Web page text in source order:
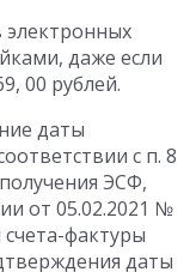
электронных
даже если
00 рублей.
даты
с п. 8
ЭСФ,
от 05.02.2021 №
фактуры
даты